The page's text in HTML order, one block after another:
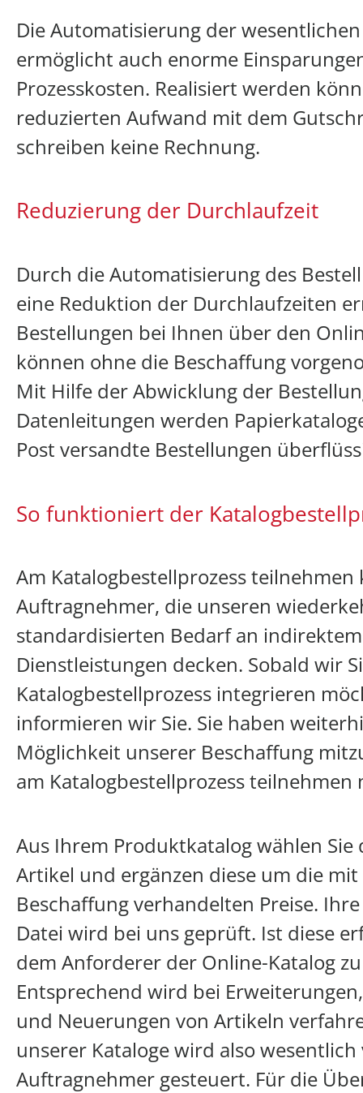
Die Automatisierung der
ermöglicht auch enorme
Prozesskosten. Realisiert werden
reduzierten Aufwand mit dem
schreiben keine Rechnung.
Reduzierung der Durchlaufzeit
Durch die Automatisierung des
eine Reduktion der Durchlaufzeiten
Bestellungen bei Ihnen über den
können ohne die Beschaffung
Mit Hilfe der Abwicklung der
Datenleitungen werden
Post versandte Bestellungen
So funktioniert der
Am Katalogbestellprozess teilnehmen
Auftragnehmer, die unseren
standardisierten Bedarf an
Dienstleistungen decken. Sobald wir
Katalogbestellprozess integrieren
informieren wir Sie. Sie haben
Möglichkeit unserer Beschaffung
am Katalogbestellprozess teilnehmen
Aus Ihrem Produktkatalog wählen
Artikel und ergänzen diese um die
Beschaffung verhandelten Preise.
Datei wird bei uns geprüft. Ist diese
dem Anforderer der Online-Katalog
Entsprechend wird bei
und Neuerungen von Artikeln
unserer Kataloge wird also
Auftragnehmer gesteuert. Für die